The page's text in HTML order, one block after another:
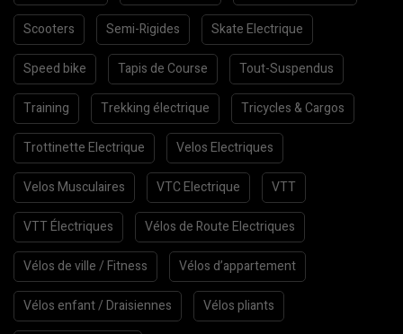
Scooters Semi-Rigides Skate Electrique
Speed bike Tapis de Course Tout-Suspendus
Training Trekking électrique Tricycles & Cargos
Trottinette Electrique Velos Electriques
Velos Musculaires VTC Electrique VTT
VTT Électriques Vélos de Route Electriques
Vélos de ville / Fitness Vélos d’appartement
Vélos enfant / Draisiennes Vélos pliants